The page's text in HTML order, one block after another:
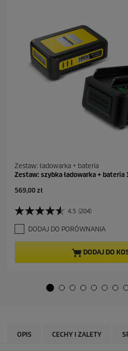
Zestaw: ładowarka + bateria
Zestaw: szybka ładowarka + bateria
A
t
u
a
l
n
569,00 zł
4.5 (204)
4
.
5
n
DODAJ DO PORÓWNANIA
DODAJ DO
OPIS CECHY I ZALETY